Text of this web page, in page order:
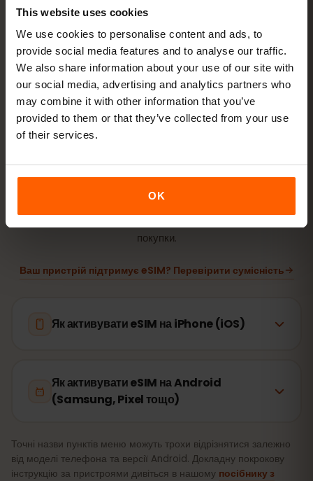
This website uses cookies
We use cookies to personalise content and ads, to
provide social media features and to analyse our traffic.
We also share information about your use of our site with
our social media, advertising and analytics partners who
may combine it with other information that you’ve
provided to them or that they’ve collected from your use
of their services.
OK
Встановіть eSIM відскануйте QR‑код удома
через Wi‑Fi
Виходьте онлайн увімкніть роумінг даних у
Катар
Налаштування → Стільникові дані → Додати eSIM
покупки.
Ваш пристрій підтримує eSIM? Перевірити сумісність
Як активувати eSIM на iPhone (iOS)
Як активувати eSIM на Android
(Samsung, Pixel тощо)
Точні назви пунктів меню можуть трохи відрізнятися залежно
від моделі телефона та версії Android. Докладну покрокову
інструкцію за пристроями дивіться в нашому посібнику з